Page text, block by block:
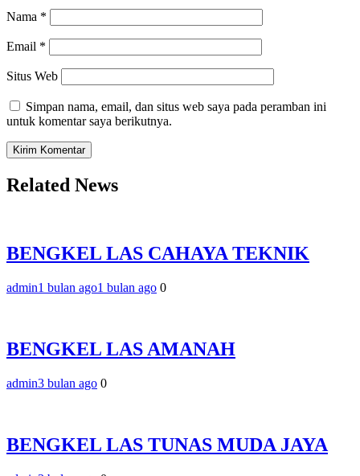
Nama *
Email *
Situs Web
Simpan nama, email, dan situs web saya pada peramban ini
untuk komentar saya berikutnya.
Related News
BENGKEL LAS CAHAYA TEKNIK
admin1 bulan ago1 bulan ago 0
BENGKEL LAS AMANAH
admin3 bulan ago 0
BENGKEL LAS TUNAS MUDA JAYA